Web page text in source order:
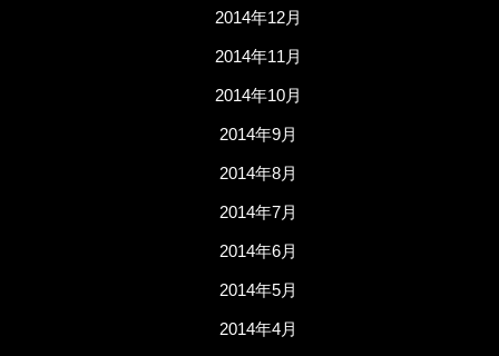
2014年12月
2014年11月
2014年10月
2014年9月
2014年8月
2014年7月
2014年6月
2014年5月
2014年4月